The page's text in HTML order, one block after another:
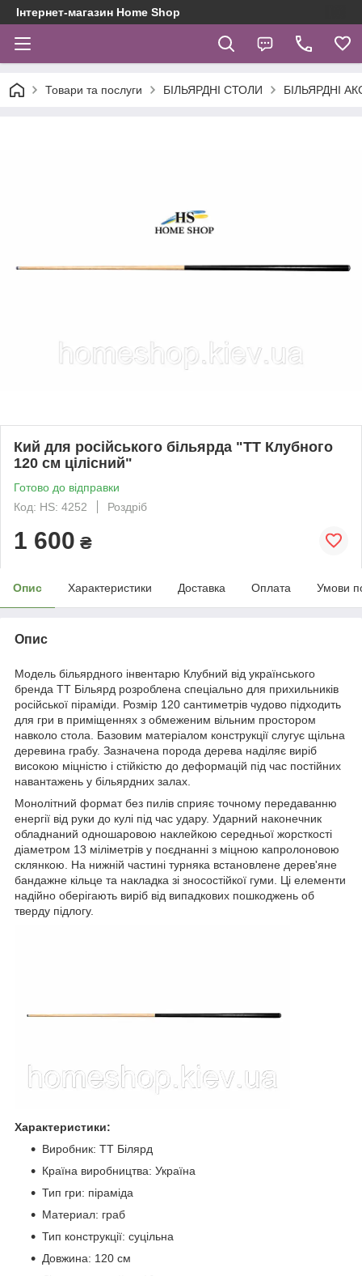
Інтернет-магазин Home Shop
Товари та послуги БІЛЬЯРДНІ СТОЛИ БІЛЬЯРДНІ
Кий для російського більярда "ТТ Клубного
120 см цілісний"
Готово до відправки
Код: HS: 4252
Роздріб
1 600 ₴
Опис Характеристики Доставка Оплата Умови
Опис
Модель більярдного інвентарю Клубний від українського
бренда ТТ Більярд розроблена спеціально для прихильників
російської піраміди. Розмір 120 сантиметрів чудово підходить
для гри в приміщеннях з обмеженим вільним простором
навколо стола. Базовим матеріалом конструкції слугує щільна
деревина грабу. Зазначена порода дерева наділяє виріб
високою міцністю і стійкістю до деформацій під час постійних
навантажень у більярдних залах.
Монолітний формат без пилів сприяє точному передаванню
енергії від руки до кулі під час удару. Ударний наконечник
обладнаний одношаровою наклейкою середньої жорсткості
діаметром 13 міліметрів у поєднанні з міцною капролоновою
склянкою. На нижній частині турняка встановлене дерев'яне
бандажне кільце та накладка зі зносостійкої гуми. Ці елементи
надійно оберігають виріб від випадкових пошкоджень об
тверду підлогу.
Характеристики:
Виробник: ТТ Білярд
Країна виробництва: Україна
Тип гри: піраміда
Материал: граб
Тип конструкції: суцільна
Довжина: 120 см